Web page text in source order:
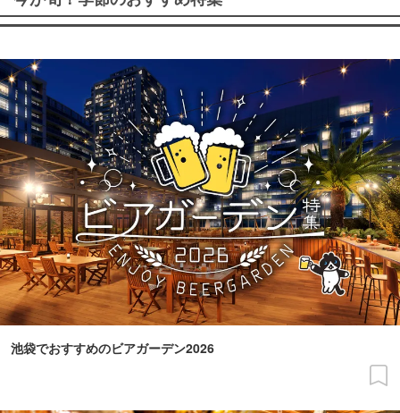
池袋でおすすめのビアガーデン2026